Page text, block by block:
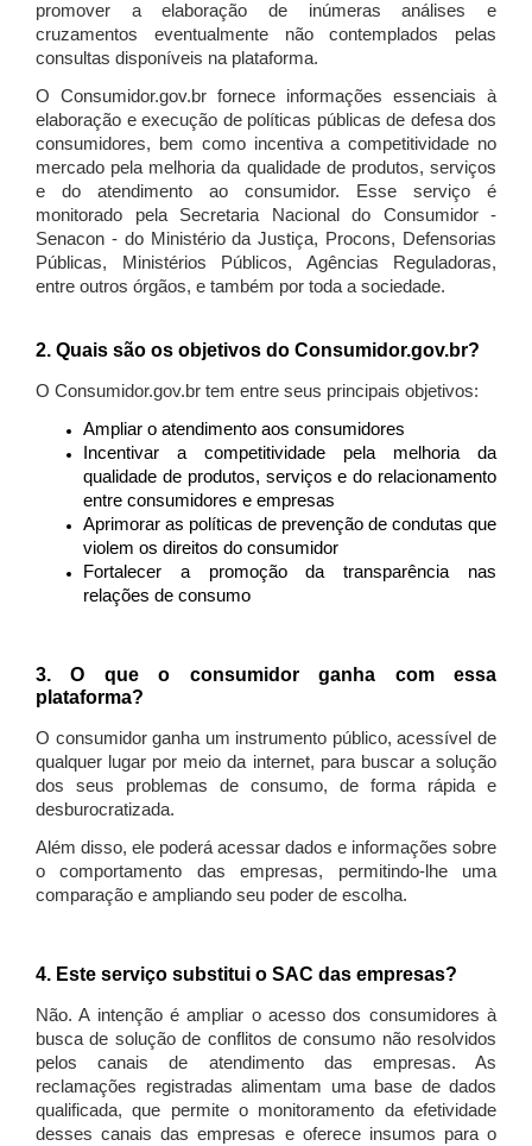
promover a elaboração de inúmeras análises e
cruzamentos eventualmente não contemplados pelas
consultas disponíveis na plataforma.
O Consumidor.gov.br fornece informações essenciais à
elaboração e execução de políticas públicas de defesa dos
consumidores, bem como incentiva a competitividade no
mercado pela melhoria da qualidade de produtos, serviços
e do atendimento ao consumidor. Esse serviço é
monitorado pela Secretaria Nacional do Consumidor -
Senacon - do Ministério da Justiça, Procons, Defensorias
Públicas, Ministérios Públicos, Agências Reguladoras,
entre outros órgãos, e também por toda a sociedade.
2. Quais são os objetivos do Consumidor.gov.br?
O Consumidor.gov.br tem entre seus principais objetivos:
Ampliar o atendimento aos consumidores
Incentivar a competitividade pela melhoria da
qualidade de produtos, serviços e do relacionamento
entre consumidores e empresas
Aprimorar as políticas de prevenção de condutas que
violem os direitos do consumidor
Fortalecer a promoção da transparência nas
relações de consumo
3. O que o consumidor ganha com essa
plataforma?
O consumidor ganha um instrumento público, acessível de
qualquer lugar por meio da internet, para buscar a solução
dos seus problemas de consumo, de forma rápida e
desburocratizada.
Além disso, ele poderá acessar dados e informações sobre
o comportamento das empresas, permitindo-lhe uma
comparação e ampliando seu poder de escolha.
4. Este serviço substitui o SAC das empresas?
Não. A intenção é ampliar o acesso dos consumidores à
busca de solução de conflitos de consumo não resolvidos
pelos canais de atendimento das empresas. As
reclamações registradas alimentam uma base de dados
qualificada, que permite o monitoramento da efetividade
desses canais das empresas e oferece insumos para o